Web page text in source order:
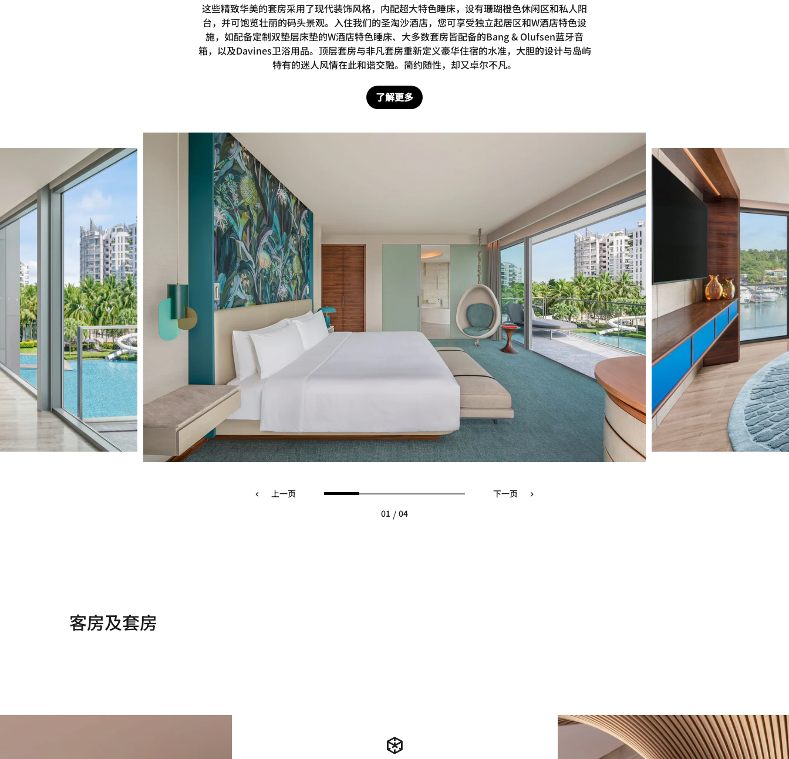
这些精致华美的套房采用了现代装饰风格，内配超大特色睡床，设有珊瑚橙色休闲区和私人阳
台，并可饱览壮丽的码头景观。入住我们的圣淘沙酒店，您可享受独立起居区和W酒店特色设
施，如配备定制双垫层床垫的W酒店特色睡床、大多数套房皆配备的Bang & Olufsen蓝牙音
箱，以及Davines卫浴用品。顶层套房与非凡套房重新定义豪华住宿的水准，大胆的设计与岛屿
特有的迷人风情在此和谐交融。简约随性，却又卓尔不凡。
了解更多
上一页
下一页
01 / 04
客房及套房